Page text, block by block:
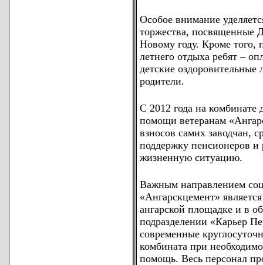
Особое внимание
торжества,
Новому году. Кроме того,
летнего отдыха ребят –
детские оздоровительные
родители.
С 2012 года на комбинате
помощи ветеранам
взносов самих заводчан,
поддержку пенсионеров
жизненную ситуацию.
Важным направлением
«Ангарскцемент»
ангарской площадке и в
подразделении «Карьер
современные
комбината при
помощь. Весь персонал